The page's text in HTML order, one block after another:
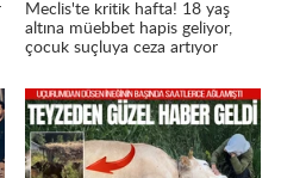
Meclis'te kritik hafta! 18 yaş
altına müebbet hapis geliyor,
çocuk suçluya ceza artıyor